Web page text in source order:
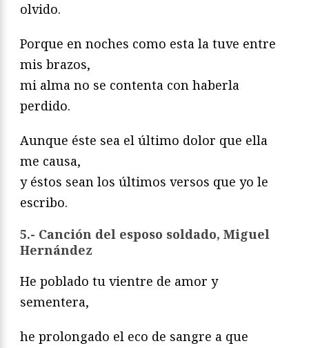
olvido.
Porque en noches como esta la tuve entre
mis brazos,
mi alma no se contenta con haberla
perdido.
Aunque éste sea el último dolor que ella
me causa,
y éstos sean los últimos versos que yo le
escribo.
5.- Canción del esposo soldado, Miguel
Hernández
He poblado tu vientre de amor y
sementera,
he prolongado el eco de sangre a que